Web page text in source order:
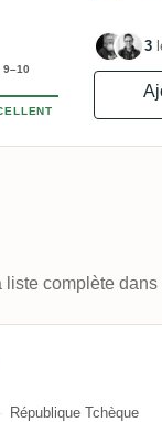
9–10
3
complète dans
République Tchèque